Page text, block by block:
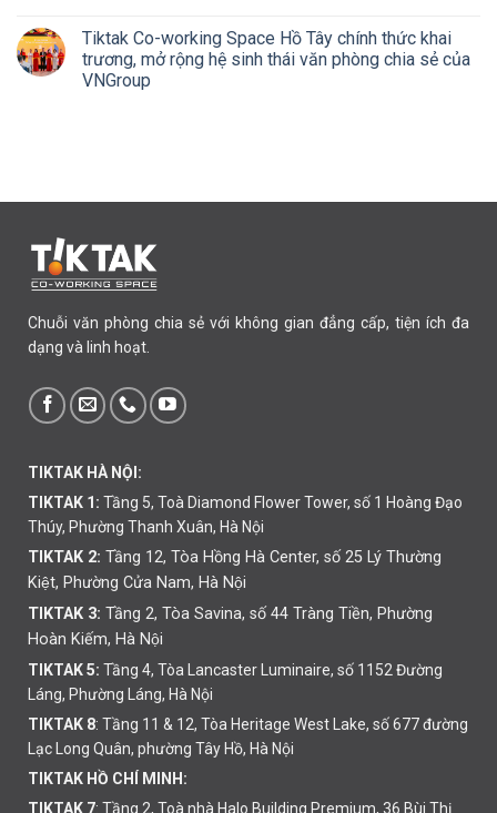
Tiktak Co-working Space Hồ Tây chính thức khai
trương, mở rộng hệ sinh thái văn phòng chia sẻ của
VNGroup
Chuỗi văn phòng chia sẻ với không gian đẳng cấp, tiện ích đa
dạng và linh hoạt.
TIKTAK HÀ NỘI:
TIKTAK 1: Tầng 5, Toà Diamond Flower Tower, số 1 Hoàng Đạo
Thúy, Phường Thanh Xuân, Hà Nội
TIKTAK 2: Tầng 12, Tòa Hồng Hà Center, số 25 Lý Thường
Kiệt, Phường Cửa Nam, Hà Nội
TIKTAK 3: Tầng 2, Tòa Savina, số 44 Tràng Tiền, Phường
Hoàn Kiếm, Hà Nội
TIKTAK 5: Tầng 4, Tòa Lancaster Luminaire, số 1152 Đường
Láng, Phường Láng, Hà Nội
TIKTAK 8: Tầng 11 & 12, Tòa Heritage West Lake, số 677 đường
Lạc Long Quân, phường Tây Hồ, Hà Nội
TIKTAK HỒ CHÍ MINH:
TIKTAK 7: Tầng 2, Toà nhà Halo Building Premium, 36 Bùi Thị